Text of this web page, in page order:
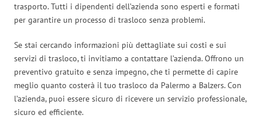
trasporto. Tutti i dipendenti dell’azienda sono esperti e formati
per garantire un processo di trasloco senza problemi.
Se stai cercando informazioni più dettagliate sui costi e sui
servizi di trasloco, ti invitiamo a contattare l’azienda. Offrono un
preventivo gratuito e senza impegno, che ti permette di capire
meglio quanto costerà il tuo trasloco da Palermo a Balzers. Con
l’azienda, puoi essere sicuro di ricevere un servizio professionale,
sicuro ed efficiente.